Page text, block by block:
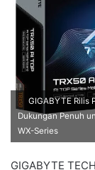
GIGABYTE Rilis
Dukungan Penuh
WX-Series
GIGABYTE